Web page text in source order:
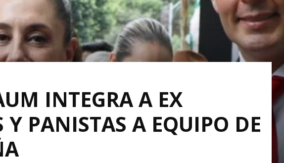
INTEGRA A EX
Y PANISTAS A EQUIPO DE